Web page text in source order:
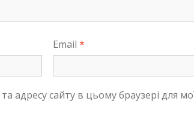
Email *
адресу сайту в цьому браузері для